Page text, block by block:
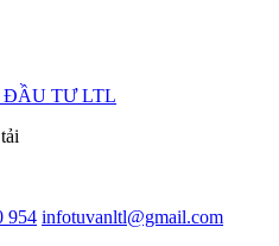
ĐẦU TƯ LTL
954 infotuvanltl@gmail.com